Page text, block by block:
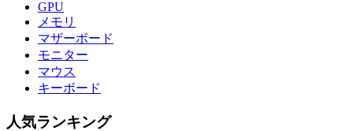
GPU
メモリ
マザーボード
モニター
マウス
キーボード
人気ランキング